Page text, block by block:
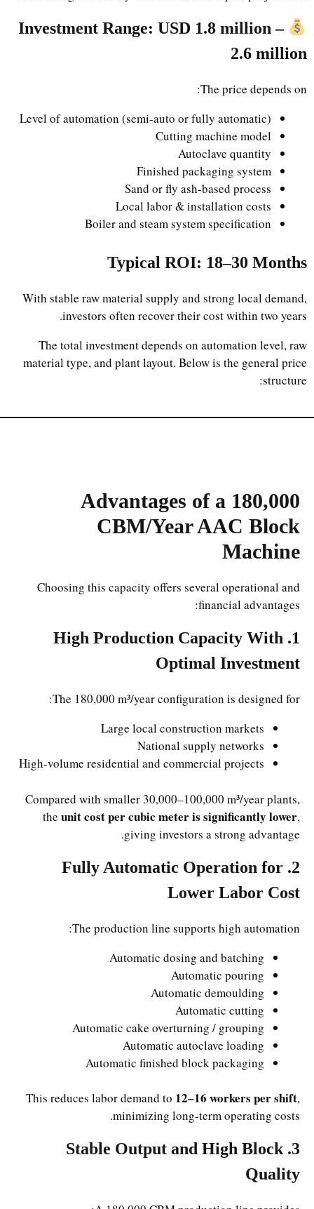
Investment Range: USD 1.8 million –
2.6 million
The price depends on:
Level of automation (semi-auto or fully automatic)
Cutting machine model
Autoclave quantity
Finished packaging system
Sand or fly ash-based process
Local labor & installation costs
Boiler and steam system specification
Typical ROI: 18–30 Months
With stable raw material supply and strong local demand,
investors often recover their cost within two years.
The total investment depends on automation level, raw
material type, and plant layout. Below is the general price
structure:
Advantages of a 180,000
CBM/Year AAC Block
Machine
Choosing this capacity offers several operational and
financial advantages:
1. High Production Capacity With
Optimal Investment
The 180,000 m³/year configuration is designed for:
Large local construction markets
National supply networks
High-volume residential and commercial projects
Compared with smaller 30,000–100,000 m³/year plants,
theunit cost per cubic meter is significantly lower
giving investors a strong advantage.
2. Fully Automatic Operation for
Lower Labor Cost
The production line supports high automation:
Automatic dosing and batching
Automatic pouring
Automatic demoulding
Automatic cutting
Automatic cake overturning / grouping
Automatic autoclave loading
Automatic finished block packaging
This reduces labor demand to12–16 workers per shift
minimizing long-term operating costs.
3. Stable Output and High Block
Quality